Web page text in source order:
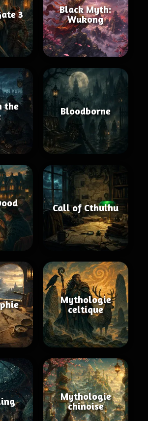
3
Black Myth:
Wukong
the
Bloodborne
Call of Cthulhu
Mythologie
celtique
Mythologie
chinoise